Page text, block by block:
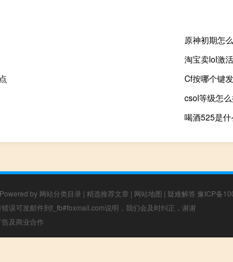
原神初期怎
淘宝卖lol激
Cf按哪个键
csol等级怎
喝酒525是
Powered by 网站分类目录 | 精选推荐文章 | 网站地图 | 疑难解答 豫ICP备
误可发邮件到f_fb#foxmail.com说明，我们会及时纠正，谢谢
及商业合作